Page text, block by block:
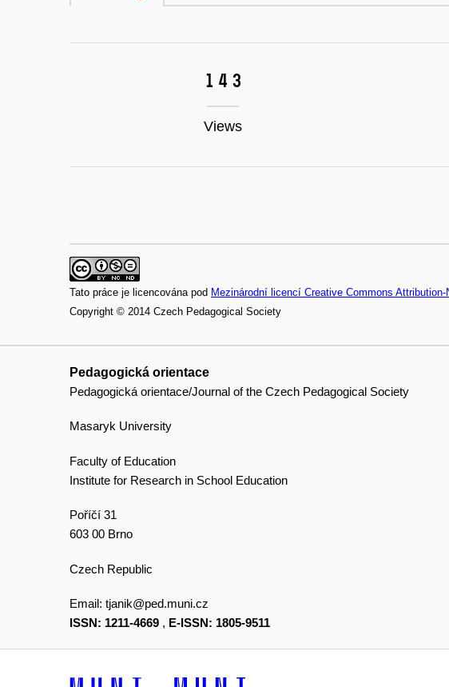
143
Views
Tato práce je licencována pod Mezinárodní licencí Creative Commons
Copyright © 2014 Czech Pedagogical Society
Pedagogická orientace
Pedagogická orientace/Journal of the Czech Pedagogical Society
Masaryk University
Faculty of Education
Institute for Research in School Education
Poříčí 31
603 00 Brno
Czech Republic
Email: tjanik@ped.muni.cz
ISSN: 1211-4669 , E-ISSN: 1805-9511